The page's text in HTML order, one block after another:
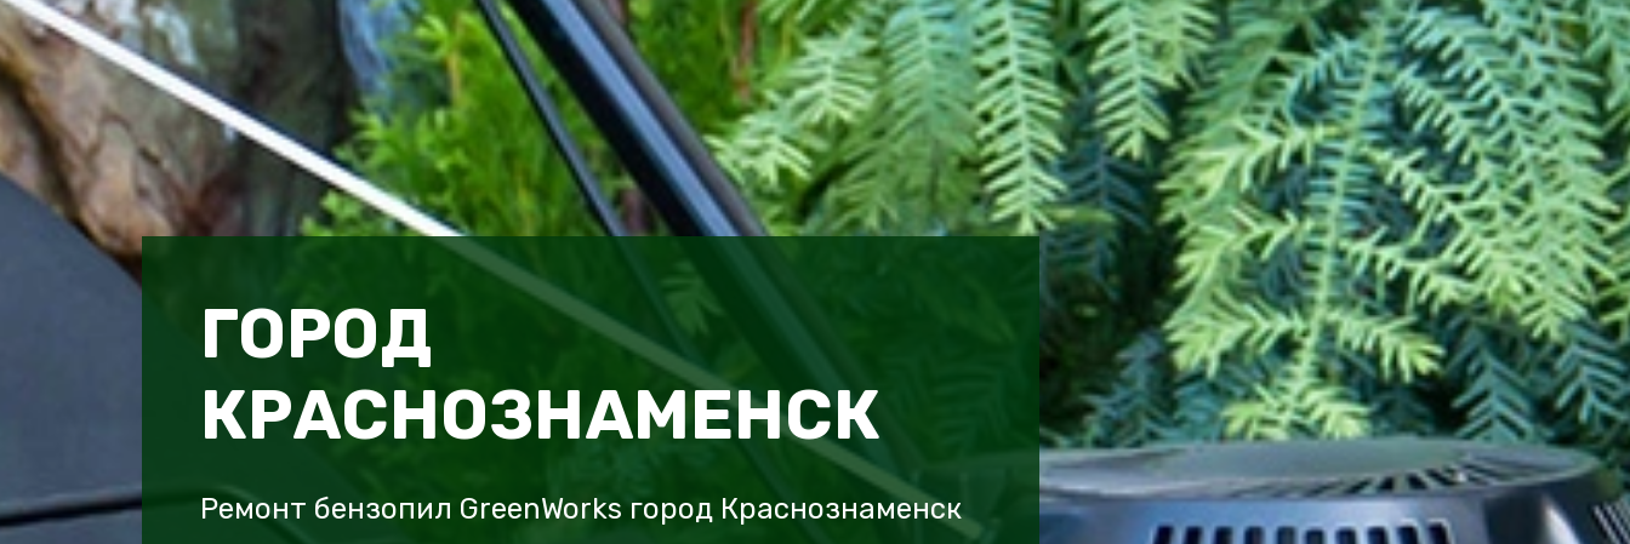
ГОРОД
КРАСНОЗНАМЕНСК
Ремонт бензопил GreenWorks город Краснознаменск